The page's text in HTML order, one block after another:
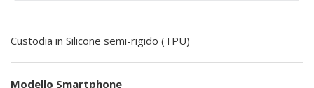
Custodia in Silicone semi-rigido (TPU)
Modello Smartphone